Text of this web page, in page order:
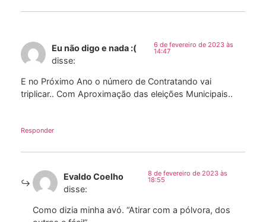
Eu não digo e nada :(
disse:
6 de fevereiro de 2023 às
14:47
E no Próximo Ano o número de Contratando vai
triplicar.. Com Aproximação das eleições Municipais..
Responder
Evaldo Coelho
disse:
8 de fevereiro de 2023 às
18:55
Como dizia minha avó. “Atirar com a pólvora, dos